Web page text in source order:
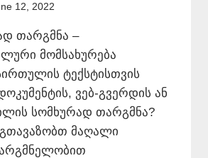
12, 2022
თარგმნა –
მომსახურება
ტექსტისთვის
ვებ-გვერდის ან
სომხურად თარგმნა?
გთავაზობთ მაღალი